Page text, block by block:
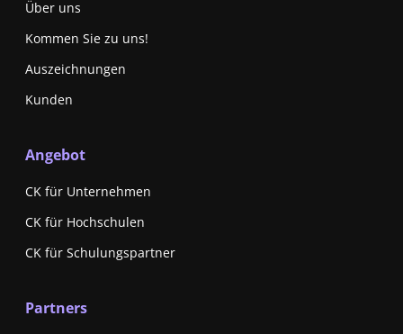
Über uns
Kommen Sie zu uns!
Auszeichnungen
Kunden
Angebot
CK für Unternehmen
CK für Hochschulen
CK für Schulungspartner
Partners